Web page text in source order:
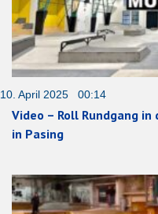
10. April 2025 00:14
Video – Roll Rundgang
in Pasing